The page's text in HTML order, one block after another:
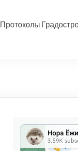
Протоколы